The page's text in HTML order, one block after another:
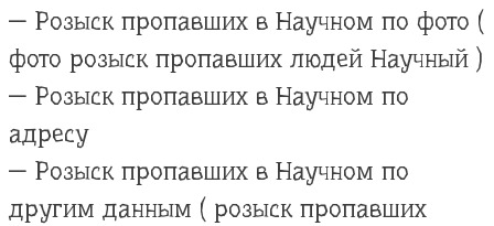
— Розыск пропавших в Научном по фото (
фото розыск пропавших людей Научный )
— Розыск пропавших в Научном по
адресу
— Розыск пропавших в Научном по
другим данным ( розыск пропавших